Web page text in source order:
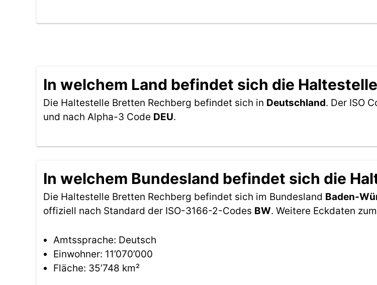
In welchem Land befindet sich die
Die Haltestelle Bretten Rechberg befindet sich in Deutschland. Der ISO
und nach Alpha-3 Code DEU.
In welchem Bundesland befindet sich die
Die Haltestelle Bretten Rechberg befindet sich im Bundesland Baden-
offiziell nach Standard der ISO-3166-2-Codes BW. Weitere Eckdaten
Amtssprache: Deutsch
Einwohner: 11’070’000
Fläche: 35’748 km²